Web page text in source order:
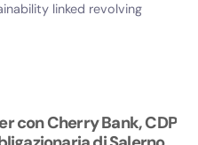
linked revolving
con Cherry Bank, CDP